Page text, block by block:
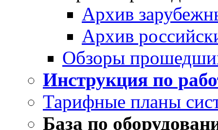
Архив
Архив
Обзоры
Инструкция по
Тарифные планы
База по